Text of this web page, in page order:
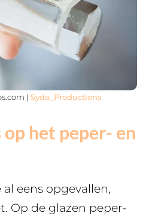
| Syda_Productions
het peper- en
eens opgevallen,
Op de glazen peper-